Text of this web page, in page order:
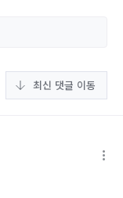
최신 댓글 이동